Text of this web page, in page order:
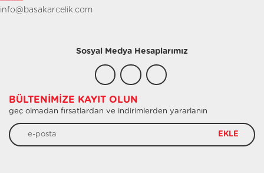
info@basakarcelik.com
Sosyal Medya Hesaplarımız
BÜLTENIMIZE KAYIT OLUN
geç olmadan fırsatlardan ve indirimlerden yararlanın
EKLE